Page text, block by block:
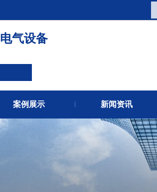
电气设备
案例展示 新闻资讯